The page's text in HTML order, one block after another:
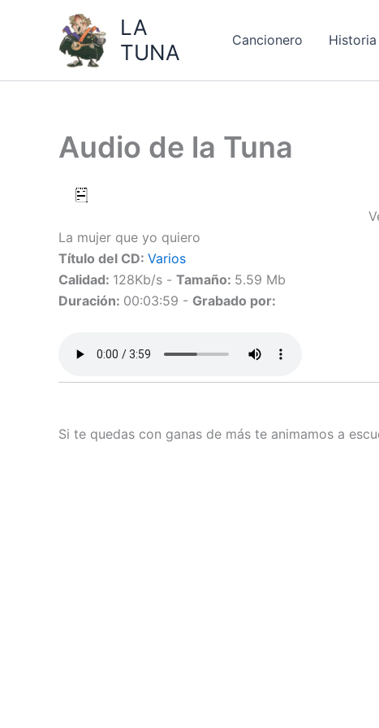
contenido
LA
TUNA
Cancionero Historia
Audio de la Tuna
La mujer que yo quiero
Título del CD: Varios
Calidad: 128Kb/s - Tamaño: 5.59 Mb
Duración: 00:03:59 - Grabado por:
Si te quedas con ganas de más te animamos a